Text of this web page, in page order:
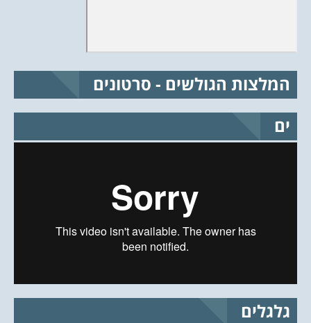
המלצות הגולשים - סרטונים
ים
גלגלים